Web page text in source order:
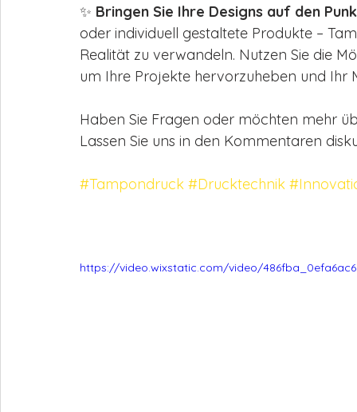
✨ Bringen Sie Ihre Designs auf den
oder individuell gestaltete Produkte –
Realität zu verwandeln. Nutzen Sie die
um Ihre Projekte hervorzuheben und Ihr
Haben Sie Fragen oder möchten mehr
Lassen Sie uns in den Kommentaren
#Tampondruck #Drucktechnik
https://video.wixstatic.com/video/